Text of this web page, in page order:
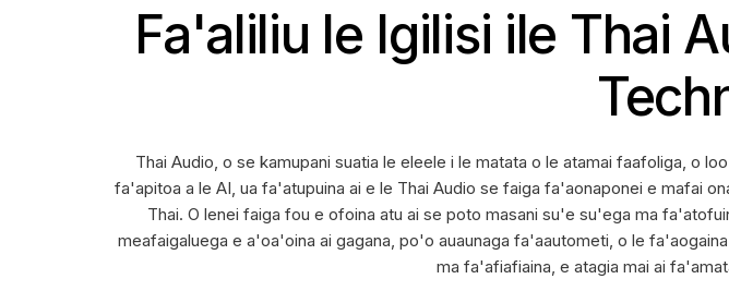
Fa'aliliu le Igilisi ile Thai
Thai Audio, o se kamupani suatia le eleele i le matata o le atamai faafoliga, o
fa'apitoa a le AI, ua fa'atupuina ai e le Thai Audio se faiga fa'aonaponei e mafai
Thai. O lenei faiga fou e ofoina atu ai se poto masani su'e su'ega ma
meafaigaluega e a'oa'oina ai gagana, po'o auaunaga fa'aautometi, o le
ma fa'afiafiaina, e atagia mai ai